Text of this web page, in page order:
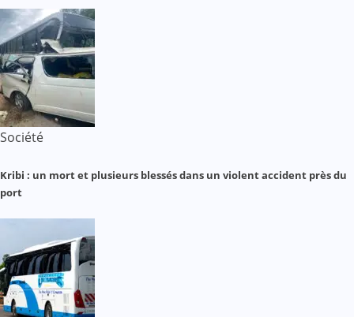
Société
Kribi : un mort et plusieurs blessés dans un violent accident près du
port